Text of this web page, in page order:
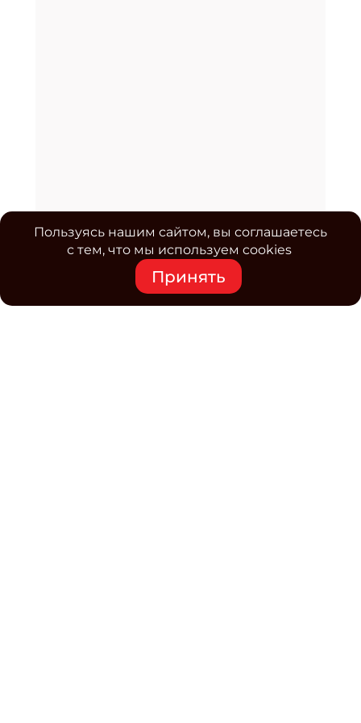
Пользуясь нашим сайтом, вы соглашаетесь
с тем, что мы используем cookies
Принять